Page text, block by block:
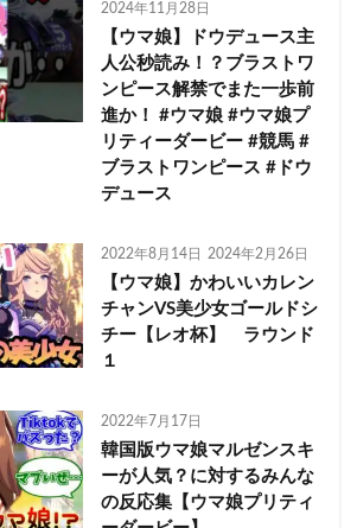
2024年11月28日
【ウマ娘】ドウデュース主
人公秒読み！？ブラストワ
ンピース解禁でまた一歩前
進か！ #ウマ娘 #ウマ娘プ
リティーダービー #競馬 #
ブラストワンピース #ドウ
デュース
2022年8月14日 2024年2月26日
【ウマ娘】かわいいカレン
チャンVS美少女ゴールドシ
チー【レオ杯】 ラウンド
１
2022年7月17日
韓国版ウマ娘マルゼンスキ
ーが人気？に対するみんな
の反応集【ウマ娘プリティ